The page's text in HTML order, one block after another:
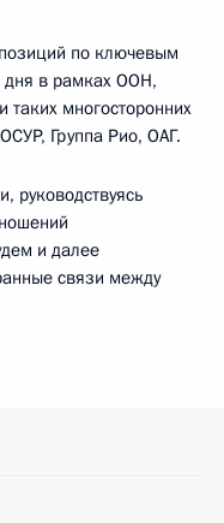
по ключевым
дня в рамках ООН,
таких многосторонних
Группа Рио, ОАГ.
руководствуясь
и далее
связи между